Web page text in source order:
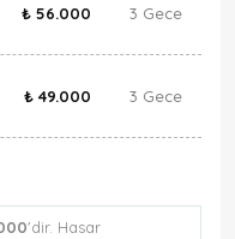
₺ 56.000 3 Gece
₺ 49.000 3 Gece
'dir. Hasar